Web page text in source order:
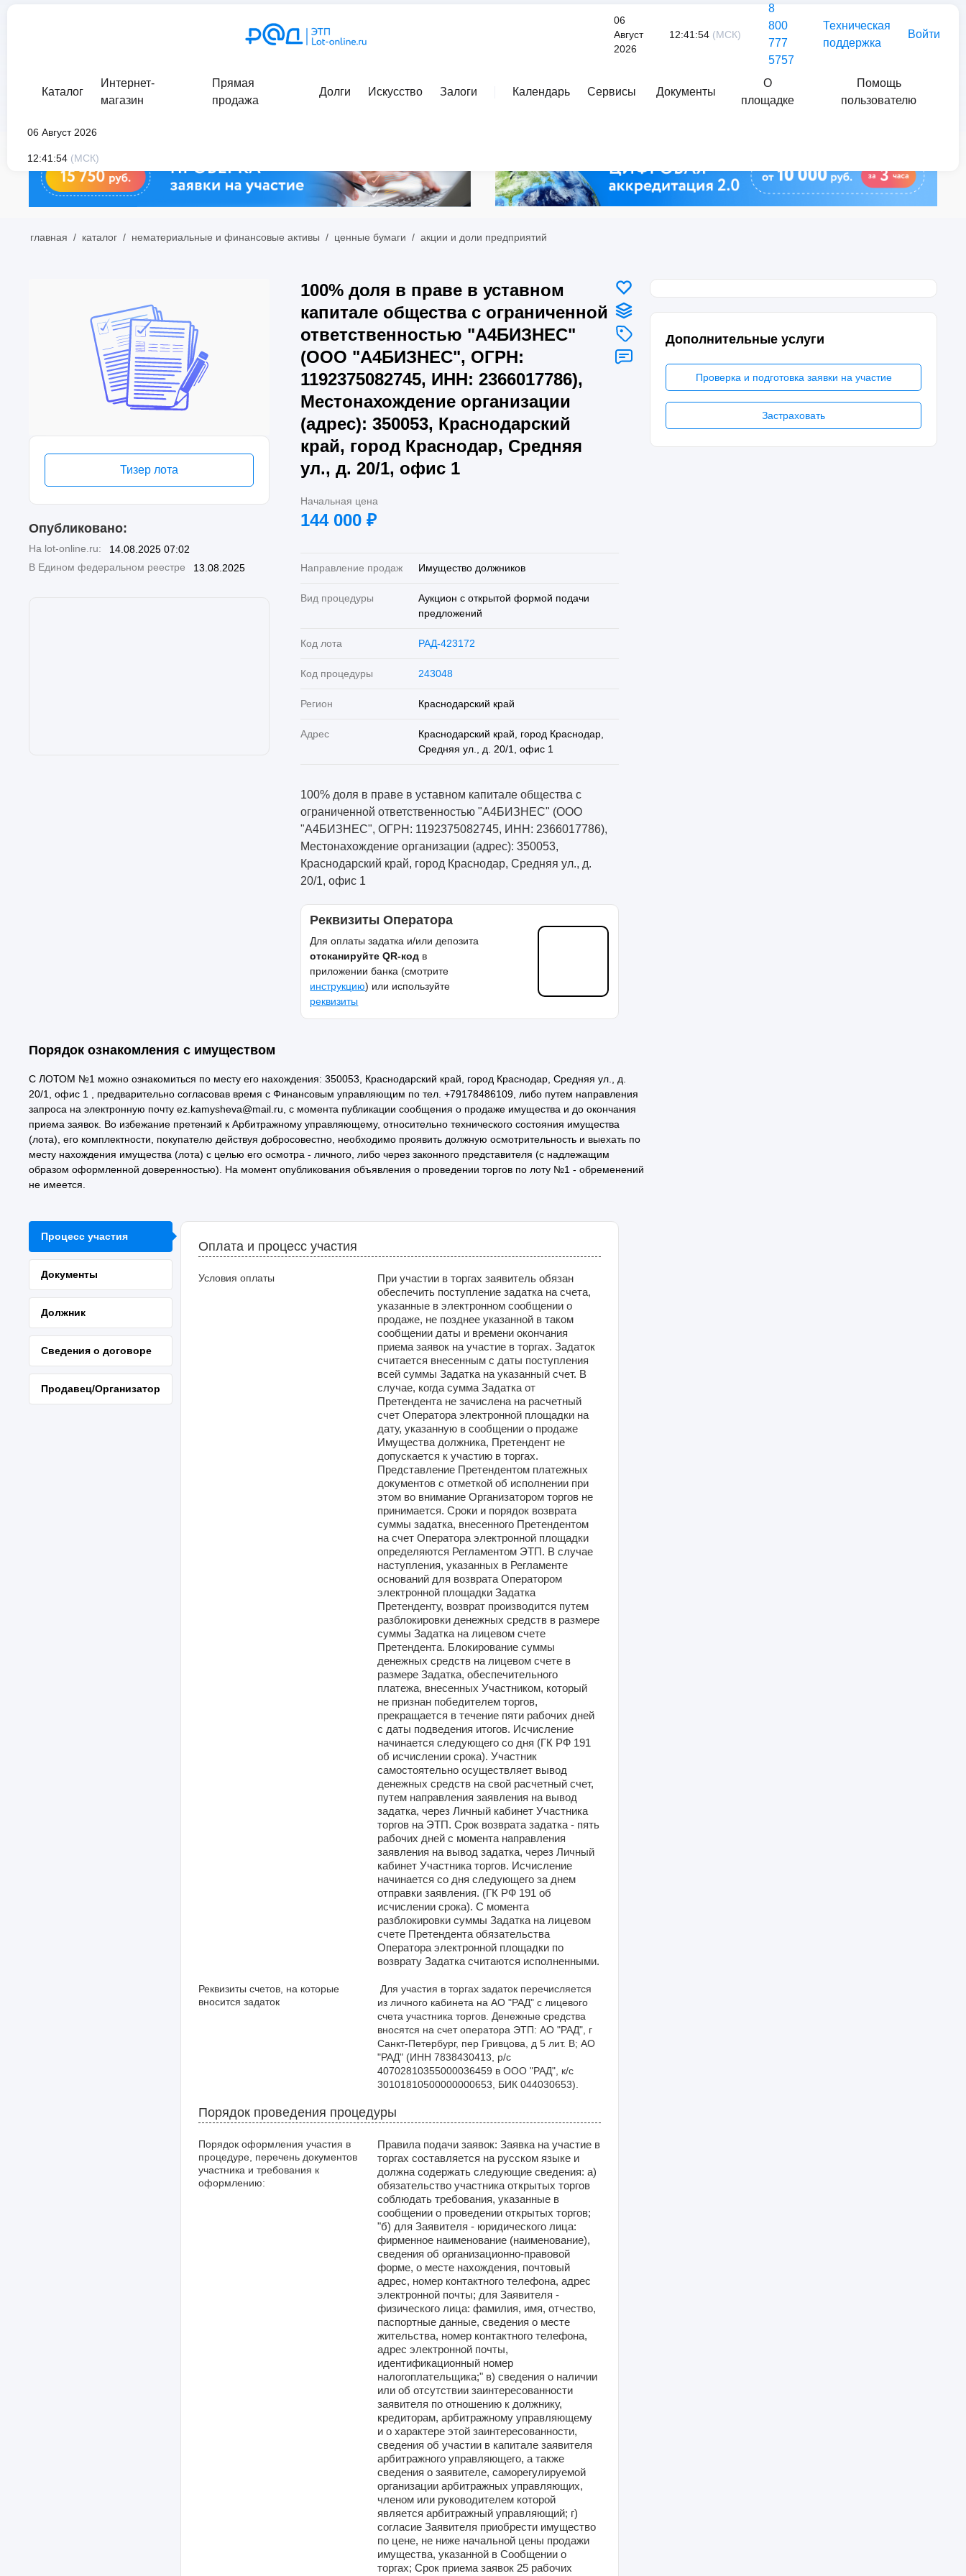
06
Август
2026
12:41:54 (МСК)
8
800
777
5757
Техническая
поддержка
Войти
Каталог
Интернет-
магазин
Прямая
продажа
Долги Искусство Залоги Календарь Сервисы Документы
О
площадке
Помощь
пользователю
06 Август 2026
12:41:54 (МСК)
главная / каталог / нематериальные и финансовые активы / ценные бумаги / акции и доли предприятий
Дополнительные услуги
Проверка и подготовка заявки на участие
Застраховать
Тизер лота
Опубликовано:
На lot-online.ru:
14.08.2025 07:02
В Едином федеральном реестре
13.08.2025
100% доля в праве в уставном
капитале общества с ограниченной
ответственностью "А4БИЗНЕС"
(ООО "А4БИЗНЕС", ОГРН:
1192375082745, ИНН: 2366017786),
Местонахождение организации
(адрес): 350053, Краснодарский
край, город Краснодар, Средняя
ул., д. 20/1, офис 1
Начальная цена
144 000 ₽
Направление продаж Имущество должников
Вид процедуры
Аукцион с открытой формой подачи
предложений
Код лота РАД-423172
Код процедуры 243048
Регион Краснодарский край
Адрес
Краснодарский край, город Краснодар,
Средняя ул., д. 20/1, офис 1
100% доля в праве в уставном капитале общества с
ограниченной ответственностью "А4БИЗНЕС" (ООО
"А4БИЗНЕС", ОГРН: 1192375082745, ИНН: 2366017786),
Местонахождение организации (адрес): 350053,
Краснодарский край, город Краснодар, Средняя ул., д.
20/1, офис 1
Реквизиты Оператора
Для оплаты задатка и/или депозита
отсканируйте QR-код в
приложении банка (смотрите
инструкцию) или используйте
реквизиты
Порядок ознакомления с имуществом
С ЛОТОМ №1 можно ознакомиться по месту его нахождения: 350053, Краснодарский край, город Краснодар, Средняя ул., д.
20/1, офис 1 , предварительно согласовав время с Финансовым управляющим по тел. +79178486109, либо путем направления
запроса на электронную почту ez.kamysheva@mail.ru, с момента публикации сообщения о продаже имущества и до окончания
приема заявок. Во избежание претензий к Арбитражному управляющему, относительно технического состояния имущества
(лота), его комплектности, покупателю действуя добросовестно, необходимо проявить должную осмотрительность и выехать по
месту нахождения имущества (лота) с целью его осмотра - личного, либо через законного представителя (с надлежащим
образом оформленной доверенностью). На момент опубликования объявления о проведении торгов по лоту №1 - обременений
не имеется.
Процесс участия
Документы
Должник
Сведения о договоре
Продавец/Организатор
Оплата и процесс участия
Условия оплаты
При участии в торгах заявитель обязан
обеспечить поступление задатка на счета,
указанные в электронном сообщении о
продаже, не позднее указанной в таком
сообщении даты и времени окончания
приема заявок на участие в торгах. Задаток
считается внесенным с даты поступления
всей суммы Задатка на указанный счет. В
случае, когда сумма Задатка от
Претендента не зачислена на расчетный
счет Оператора электронной площадки на
дату, указанную в сообщении о продаже
Имущества должника, Претендент не
допускается к участию в торгах.
Представление Претендентом платежных
документов с отметкой об исполнении при
этом во внимание Организатором торгов не
принимается. Сроки и порядок возврата
суммы задатка, внесенного Претендентом
на счет Оператора электронной площадки
определяются Регламентом ЭТП. В случае
наступления, указанных в Регламенте
оснований для возврата Оператором
электронной площадки Задатка
Претенденту, возврат производится путем
разблокировки денежных средств в размере
суммы Задатка на лицевом счете
Претендента. Блокирование суммы
денежных средств на лицевом счете в
размере Задатка, обеспечительного
платежа, внесенных Участником, который
не признан победителем торгов,
прекращается в течение пяти рабочих дней
с даты подведения итогов. Исчисление
начинается следующего со дня (ГК РФ 191
об исчислении срока). Участник
самостоятельно осуществляет вывод
денежных средств на свой расчетный счет,
путем направления заявления на вывод
задатка, через Личный кабинет Участника
торгов на ЭТП. Срок возврата задатка - пять
рабочих дней с момента направления
заявления на вывод задатка, через Личный
кабинет Участника торгов. Исчисление
начинается со дня следующего за днем
отправки заявления. (ГК РФ 191 об
исчислении срока). С момента
разблокировки суммы Задатка на лицевом
счете Претендента обязательства
Оператора электронной площадки по
возврату Задатка считаются исполненными.
Реквизиты счетов, на которые
вносится задаток
из личного кабинета на АО "РАД" с лицевого
счета участника торгов. Денежные средства
вносятся на счет оператора ЭТП: АО "РАД", г
Санкт-Петербург, пер Гривцова, д 5 лит. В; АО
"РАД" (ИНН 7838430413, р/с
40702810355000036459 в ООО "РАД", к/с
30101810500000000653, БИК 044030653).
Порядок проведения процедуры
Порядок оформления участия в
процедуре, перечень документов
участника и требования к
оформлению:
Правила подачи заявок: Заявка на участие в
торгах составляется на русском языке и
должна содержать следующие сведения: а)
обязательство участника открытых торгов
соблюдать требования, указанные в
сообщении о проведении открытых торгов;
"б) для Заявителя - юридического лица:
фирменное наименование (наименование),
сведения об организационно-правовой
форме, о месте нахождения, почтовый
адрес, номер контактного телефона, адрес
электронной почты; для Заявителя -
физического лица: фамилия, имя, отчество,
паспортные данные, сведения о месте
жительства, номер контактного телефона,
адрес электронной почты,
идентификационный номер
налогоплательщика;" в) сведения о наличии
или об отсутствии заинтересованности
заявителя по отношению к должнику,
кредиторам, арбитражному управляющему
и о характере этой заинтересованности,
сведения об участии в капитале заявителя
арбитражного управляющего, а также
сведения о заявителе, саморегулируемой
организации арбитражных управляющих,
членом или руководителем которой
является арбитражный управляющий; г)
согласие Заявителя приобрести имущество
по цене, не ниже начальной цены продажи
имущества, указанной в Сообщении о
торгах; Срок приема заявок 25 рабочих